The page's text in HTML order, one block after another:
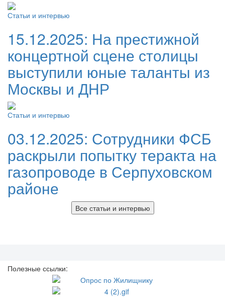
Статьи и интервью
15.12.2025: На престижной
концертной сцене столицы
выступили юные таланты из
Москвы и ДНР
Статьи и интервью
03.12.2025: Сотрудники ФСБ
раскрыли попытку теракта на
газопроводе в Серпуховском
районе
Все статьи и интервью
Полезные ссылки: